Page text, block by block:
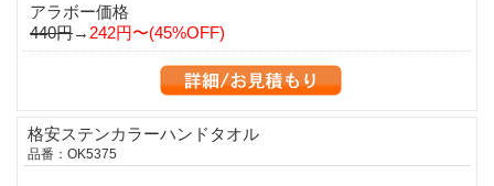
アラボー価格
440円→ 242円〜(45%OFF)
格安ステンカラーハンドタオル
品番：OK5375